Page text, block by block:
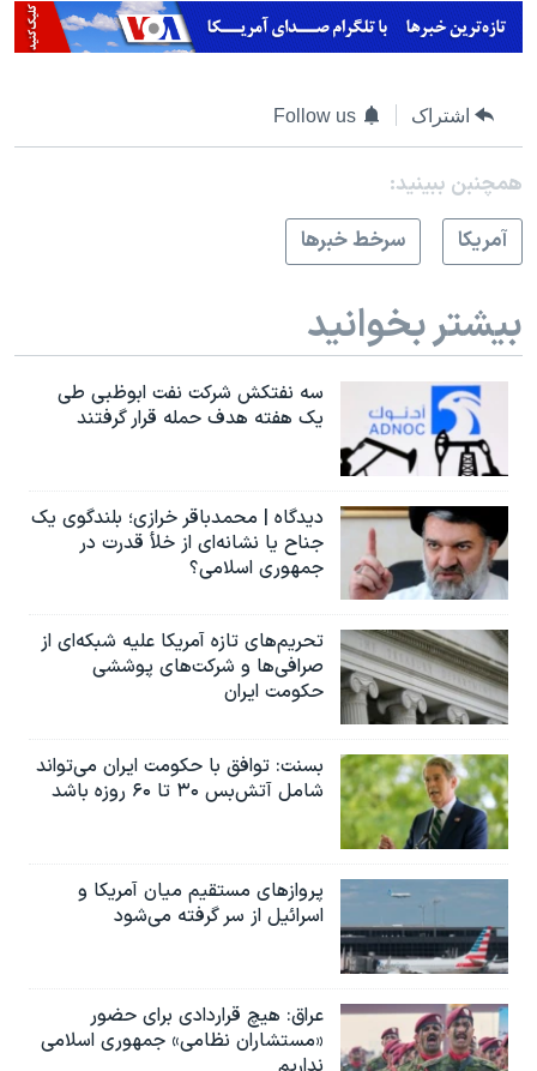
اشتراک Follow us
همچنبن ببینید:
آمريکا
سرخط خبرها
بیشتر بخوانید
سه نفتکش شرکت نفت ابوظبی طی
یک هفته هدف حمله قرار گرفتند
دیدگاه | محمدباقر خرازی؛ بلندگوی یک
جناح یا نشانه‌ای از خلأ قدرت در
جمهوری اسلامی؟
تحریم‌های تازه آمریکا علیه شبکه‌ای از
صرافی‌ها و شرکت‌های پوششی
حکومت ایران
بسنت: توافق با حکومت ایران می‌تواند
شامل آتش‌بس ۳۰ تا ۶۰ روزه باشد
پروازهای مستقیم میان آمریکا و
اسرائیل از سر گرفته می‌شود
عراق: هیچ قراردادی برای حضور
«مستشاران نظامی» جمهوری اسلامی